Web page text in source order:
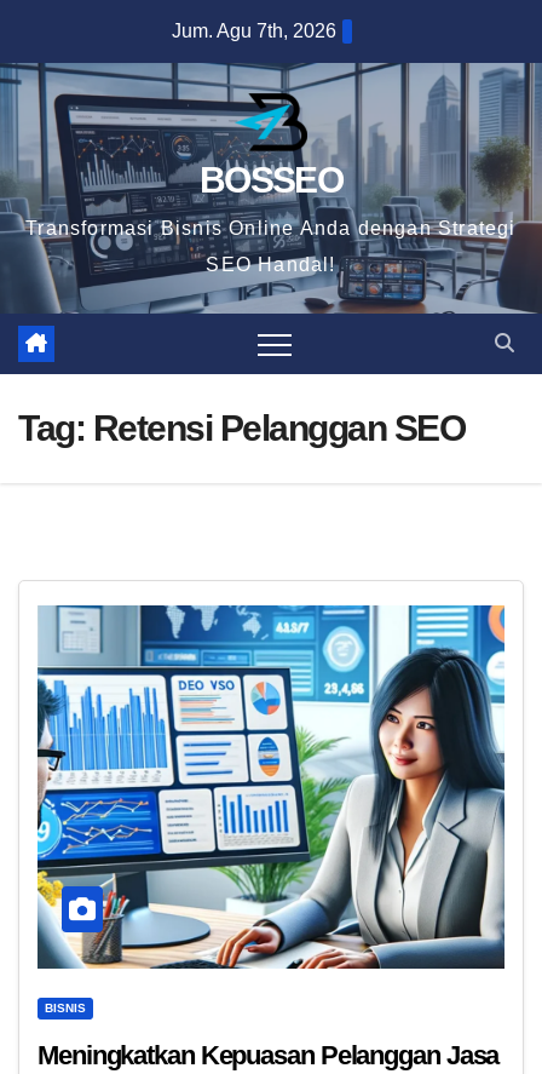
content
Jum. Agu 7th, 2026
BOSSEO
Transformasi Bisnis Online Anda dengan Strategi
SEO Handal!
Tag: Retensi Pelanggan SEO
BISNIS
Meningkatkan Kepuasan Pelanggan Jasa